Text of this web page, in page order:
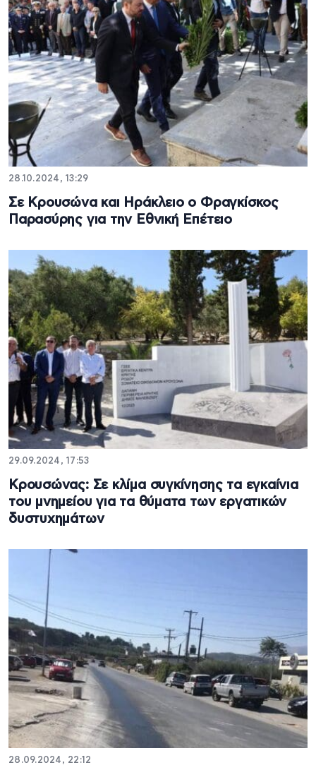
28.10.2024, 13:29
Σε Κρουσώνα και Ηράκλειο ο Φραγκίσκος
Παρασύρης για την Εθνική Επέτειο
29.09.2024, 17:53
Κρουσώνας: Σε κλίμα συγκίνησης τα εγκαίνια
του μνημείου για τα θύματα των εργατικών
δυστυχημάτων
28.09.2024, 22:12